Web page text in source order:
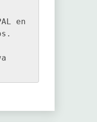
en